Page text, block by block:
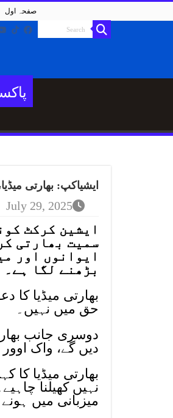
صفحہ اول
ایشیاکپ: بھارتی
July 29, 2025
ایشین کرکٹ
سمیت بھارتی
ایوانوں اور
بڑھنے لگا ہے۔
بھارتی میڈیا کا
حق میں نہیں۔
دوسری جانب
دیں گے، واک اوور
بھارتی میڈیا کا
نہیں کھیلنا
میزبانی میں